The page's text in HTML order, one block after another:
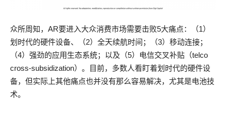
众所周知，AR要进入大众消费市场需要击败5大痛点：（1）
划时代的硬件设备、（2）全天续航时间；（3）移动连接；
（4）强劲的应用生态系统；以及（5）电信交叉补贴（telco
cross-subsidization）。目前，多数人看盯着划时代的硬件设
备，但实际上其他痛点也并没有那么容易解决，尤其是电池技
术。